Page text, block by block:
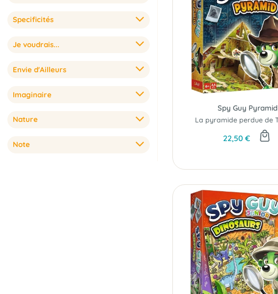
Specificités
Je voudrais...
Envie d'Ailleurs
Imaginaire
Nature
Note
Spy Guy Pyramid
22,50 €